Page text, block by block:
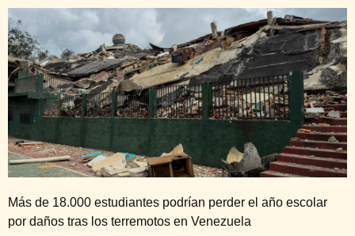
Más de 18.000 estudiantes podrían perder el año escolar
por daños tras los terremotos en Venezuela